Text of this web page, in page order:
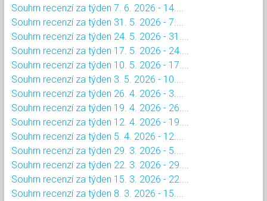
Souhrn recenzí za týden 7. 6. 2026 - 14....
Souhrn recenzí za týden 31. 5. 2026 - 7....
Souhrn recenzí za týden 24. 5. 2026 - 31....
Souhrn recenzí za týden 17. 5. 2026 - 24....
Souhrn recenzí za týden 10. 5. 2026 - 17....
Souhrn recenzí za týden 3. 5. 2026 - 10....
Souhrn recenzí za týden 26. 4. 2026 - 3....
Souhrn recenzí za týden 19. 4. 2026 - 26....
Souhrn recenzí za týden 12. 4. 2026 - 19....
Souhrn recenzí za týden 5. 4. 2026 - 12....
Souhrn recenzí za týden 29. 3. 2026 - 5....
Souhrn recenzí za týden 22. 3. 2026 - 29....
Souhrn recenzí za týden 15. 3. 2026 - 22....
Souhrn recenzí za týden 8. 3. 2026 - 15....